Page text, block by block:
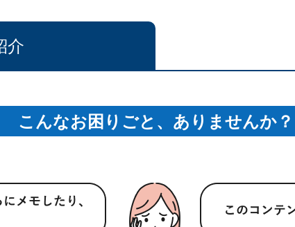
介
こんなお困りごと、ありませんか？